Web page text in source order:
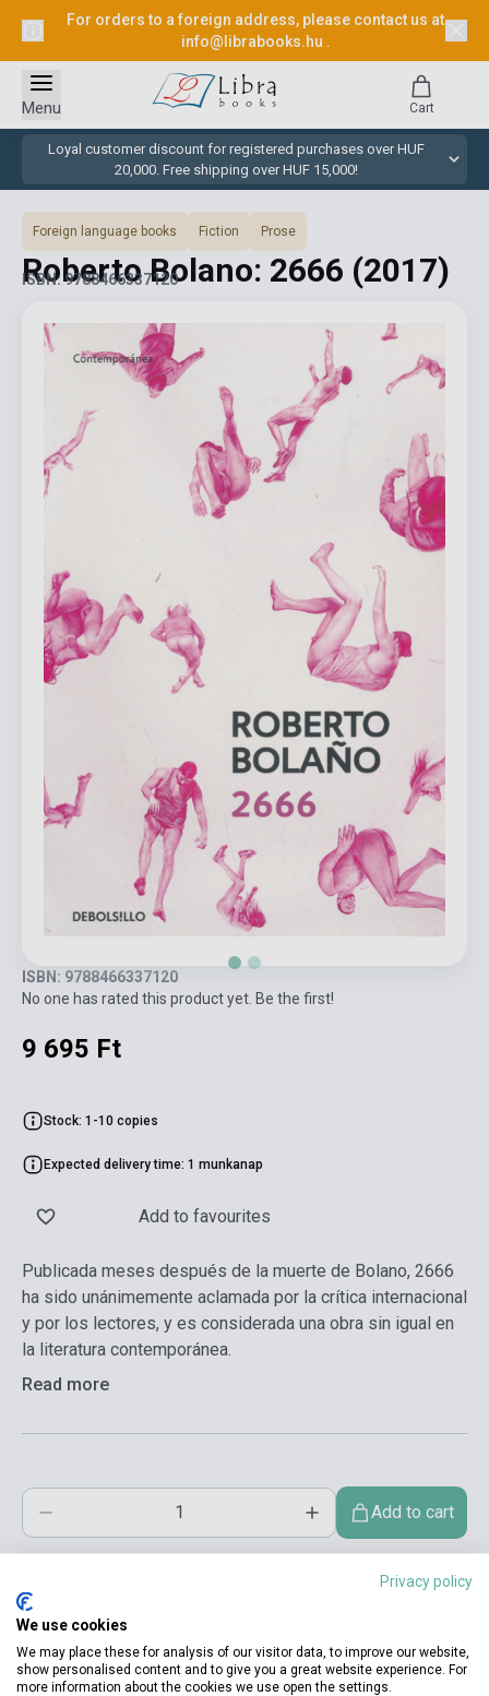
For orders to a foreign address, please contact us at
info@librabooks.hu .
Loyal customer discount for registered purchases over HUF
20,000. Free shipping over HUF 15,000!
Menu Cart
Foreign language books Fiction Prose
Roberto Bolano: 2666 (2017)
ISBN: 9788466337120
ISBN: 9788466337120
No one has rated this product yet. Be the first!
9 695 Ft
Stock: 1-10 copies
Expected delivery time: 1 munkanap
Add to favourites
Publicada meses después de la muerte de Bolano, 2666
ha sido unánimemente aclamada por la crítica internacional
y por los lectores, y es considerada una obra sin igual en
la literatura contemporánea.
Read more
Add to cart
Privacy policy
We use cookies
We may place these for analysis of our visitor data, to improve our website,
show personalised content and to give you a great website experience. For
more information about the cookies we use open the settings.